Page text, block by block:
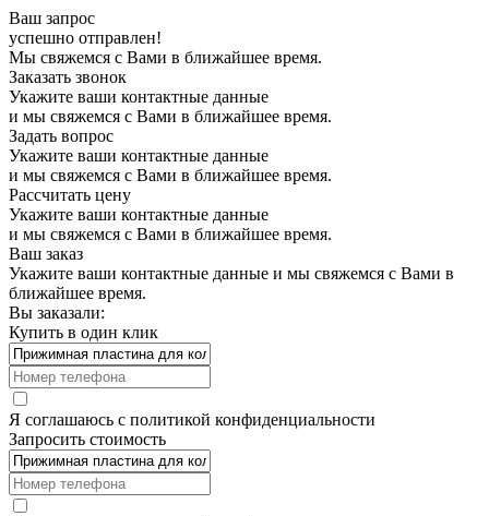
Ваш запрос
успешно отправлен!
Мы свяжемся с Вами в ближайшее время.
Заказать звонок
Укажите ваши контактные данные
и мы свяжемся с Вами в ближайшее время.
Задать вопрос
Укажите ваши контактные данные
и мы свяжемся с Вами в ближайшее время.
Рассчитать цену
Укажите ваши контактные данные
и мы свяжемся с Вами в ближайшее время.
Ваш заказ
Укажите ваши контактные данные и мы свяжемся с Вами в
ближайшее время.
Вы заказали:
Купить в один клик
Я соглашаюсь с политикой конфиденциальности
Запросить стоимость